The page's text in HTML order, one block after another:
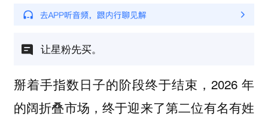
让星粉先买。
掰着手指数日子的阶段终于结束，2026 年
的阔折叠市场，终于迎来了第二位有名有姓